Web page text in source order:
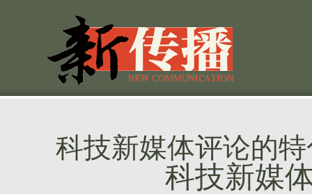
科技新媒体评论的
科技新媒